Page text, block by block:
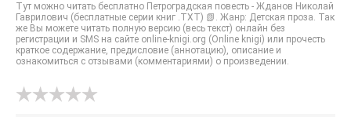
Тут можно читать бесплатно Петроградская повесть - Жданов Николай
Гаврилович (бесплатные серии книг .TXT) 📗. Жанр: Детская проза. Так
же Вы можете читать полную версию (весь текст) онлайн без
регистрации и SMS на сайте online-knigi.org (Online knigi) или прочесть
краткое содержание, предисловие (аннотацию), описание и
ознакомиться с отзывами (комментариями) о произведении.